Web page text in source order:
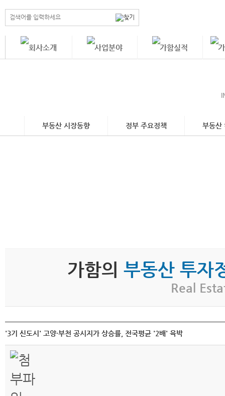
부동산 시장동향 정부 주요정책 부동산
가함의부동산 투자
Real
'3기 신도시' 고양·부천 공시지가 상승률, 전국평균 '2배' 육박